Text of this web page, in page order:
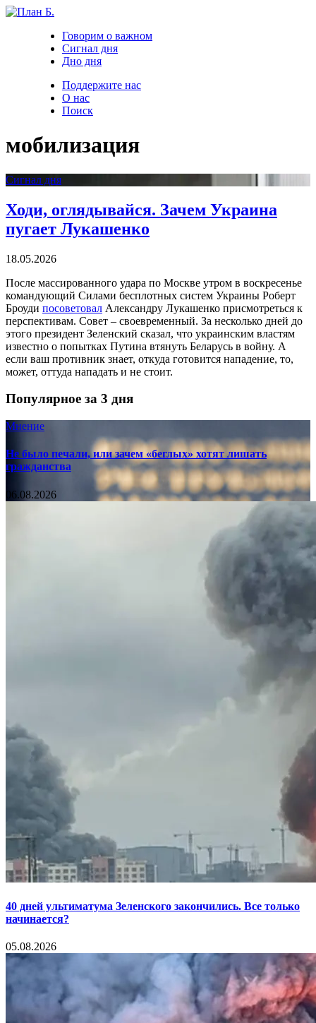
Говорим о важном
Сигнал дня
Дно дня
Поддержите нас
О нас
Поиск
мобилизация
Сигнал дня
Ходи, оглядывайся. Зачем Украина
пугает Лукашенко
18.05.2026
После массированного удара по Москве утром в воскресенье
командующий Силами бесплотных систем Украины Роберт
Броуди посоветовал Александру Лукашенко присмотреться к
перспективам. Совет – своевременный. За несколько дней до
этого президент Зеленский сказал, что украинским властям
известно о попытках Путина втянуть Беларусь в войну. А
если ваш противник знает, откуда готовится нападение, то,
может, оттуда нападать и не стоит.
Популярное за 3 дня
Мнение
Не было печали, или зачем «беглых» хотят лишать
гражданства
06.08.2026
40 дней ультиматума Зеленского закончились. Все только
начинается?
05.08.2026